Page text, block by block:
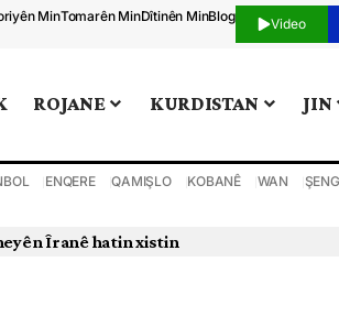
MinTomarên MinDîtinên MinBlog Video
ROJANE KURDISTAN JIN
ENQERE QAMIŞLO KOBANÊ WAN